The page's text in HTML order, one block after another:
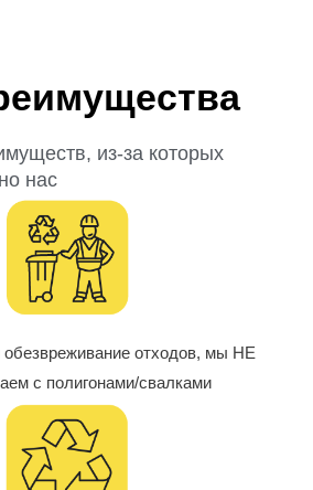
из-за которых
нас
обезвреживание отходов, мы НЕ
с полигонами/свалками